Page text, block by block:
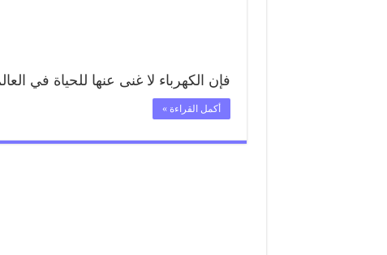
فإن الكهرباء لا غنى عنها للحياة في
أكمل القراءة »